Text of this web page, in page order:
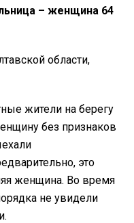
– женщина 64
области,
жители на берегу
без признаков
это
женщина. Во время
не увидели